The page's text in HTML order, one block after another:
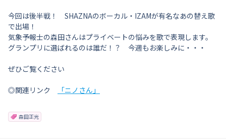
今回は後半戦！ SHAZNAのボーカル・IZAMが有名なあの替え歌
で出場！
気象予報士の森田さんはプライベートの悩みを歌で表現します。
グランプリに選ばれるのは誰だ！？ 今週もお楽しみに・・・
ぜひご覧ください
◎関連リンク 「ニノさん」
森田正光